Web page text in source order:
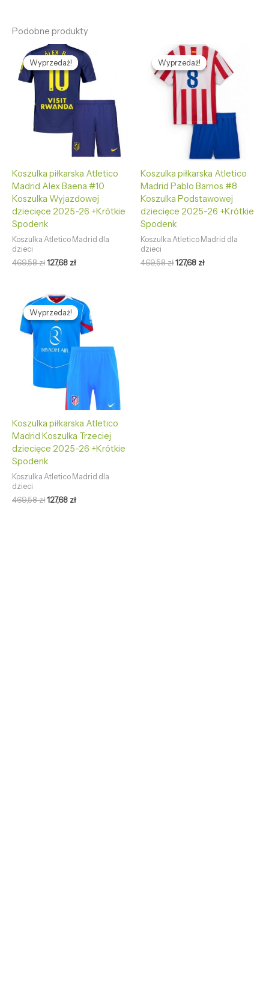
Podobne produkty
Wyprzedaż!
Wyprzedaż!
Koszulka piłkarska Atletico
Madrid Alex Baena #10
Koszulka Wyjazdowej
dziecięce 2025-26 +Krótkie
Spodenk
Koszulka Atletico Madrid dla
dzieci
469,58zł
Pierwotna
cena
wynosiła:
469,58 zł.
127,68 zł
Aktualna
cena
wynosi:
127,68 zł.
Wyprzedaż!
Wyprzedaż!
Koszulka piłkarska Atletico
Madrid Pablo Barrios #8
Koszulka Podstawowej
dziecięce 2025-26 +Krótkie
Spodenk
Koszulka Atletico Madrid dla
dzieci
469,58zł
Pierwotna
cena
wynosiła:
469,58 zł.
127,68 zł
Aktualna
cena
wynosi:
127,68 zł.
Wyprzedaż!
Wyprzedaż!
Koszulka piłkarska Atletico
Madrid Koszulka Trzeciej
dziecięce 2025-26 +Krótkie
Spodenk
Koszulka Atletico Madrid dla
dzieci
469,58zł
Pierwotna
cena
wynosiła:
469,58 zł.
127,68 zł
Aktualna
cena
wynosi:
127,68 zł.